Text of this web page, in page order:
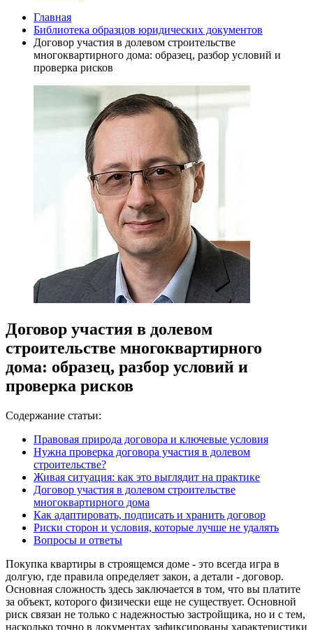
Главная
Библиотека образцов юридических документов
Договор участия в долевом строительстве
многоквартирного дома: образец, разбор условий и
проверка рисков
Договор участия в долевом
строительстве многоквартирного
дома: образец, разбор условий и
проверка рисков
Содержание статьи:
Правовая природа договора и ключевые условия
Нужна проверка договора участия в долевом
строительстве?
Живая ситуация: как это выглядит на практике
Договор участия в долевом строительстве
многоквартирного дома
Как адаптировать, подписать и хранить договор
Риски сторон и условия, которые лучше не удалять
Вопросы и ответы
Покупка квартиры в строящемся доме - это всегда игра в
долгую, где правила определяет закон, а детали - договор.
Основная сложность здесь заключается в том, что вы платите
за объект, которого физически еще не существует. Основной
риск связан не только с надежностью застройщика, но и с тем,
насколько точно в документах зафиксированы характеристики